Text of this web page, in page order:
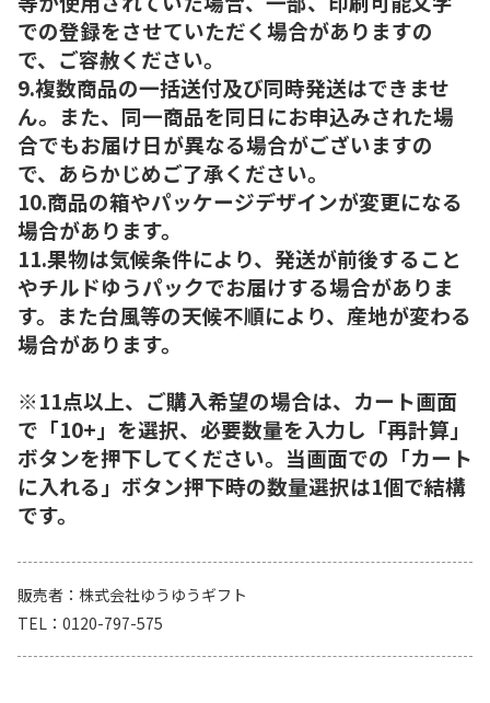
での登録をさせていただく場合がありますの
で、ご容赦ください。
9.複数商品の一括送付及び同時発送はできませ
ん。また、同一商品を同日にお申込みされた場
合でもお届け日が異なる場合がございますの
で、あらかじめご了承ください。
10.商品の箱やパッケージデザインが変更になる
場合があります。
11.果物は気候条件により、発送が前後すること
やチルドゆうパックでお届けする場合がありま
す。また台風等の天候不順により、産地が変わる
場合があります。
※11点以上、ご購入希望の場合は、カート画面
で「10+」を選択、必要数量を入力し「再計算」
ボタンを押下してください。当画面での「カート
に入れる」ボタン押下時の数量選択は1個で結構
です。
販売者
株式会社ゆうゆうギフト
TEL
0120-797-575